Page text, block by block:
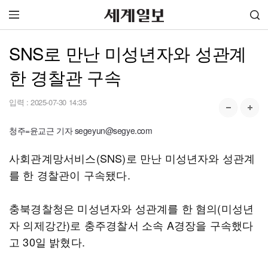
SNS로 만난 미성년자와 성관계
한 경찰관 구속
입력 : 2025-07-30 14:35
청주=윤교근 기자 segeyun@segye.com
사회관계망서비스(SNS)로 만난 미성년자와 성관계
를 한 경찰관이 구속됐다.
충북경찰청은 미성년자와 성관계를 한 혐의(미성년
자 의제강간)로 충주경찰서 소속 A경장을 구속했다
고 30일 밝혔다.